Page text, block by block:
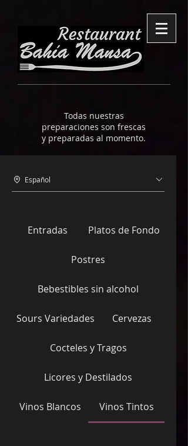
Todas nuestras
preparaciones son frescas
y preparadas al momento.
Español
Entradas Platos de Fondo
Postres
Bebestibles sin alcohol
Sours Variedades Cervezas
Cocteles y Tragos
Licores y Destilados
Vinos Blancos Vinos Tintos